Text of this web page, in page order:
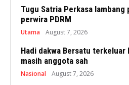
Tugu Satria Perkasa
perwira PDRM
Utama August 7, 2026
Hadi dakwa Bersatu terkeluar
masih anggota sah
Nasional August 7, 2026